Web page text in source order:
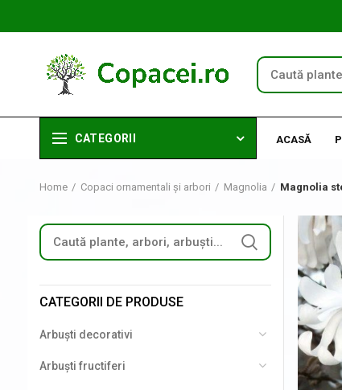
CATEGORII ACASĂ
Home Copaci ornamentali și arbori Magnolia Magnolia
CATEGORII DE PRODUSE
Arbuști decorativi
Arbuști fructiferi